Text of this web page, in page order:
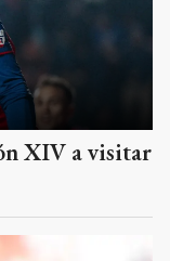
XIV a visitar